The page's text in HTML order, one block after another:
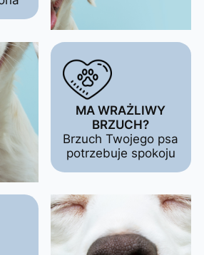
MA WRAŻLIWY
BRZUCH?
Brzuch Twojego psa
potrzebuje spokoju